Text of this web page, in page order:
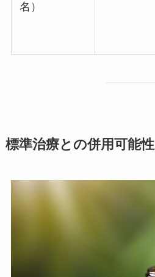
名）
標準治療との併用可能性